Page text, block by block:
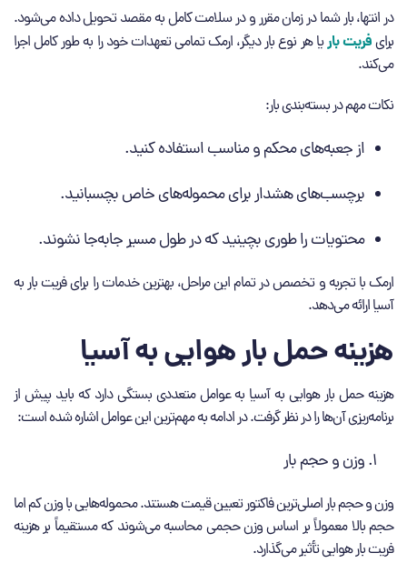
در انتها، بار شما در زمان مقرر و در سلامت کامل به مقصد تحویل داده می‌شود.
برایفریت باریا هر نوع بار دیگر، ارمک تمامی تعهدات خود را به طور کامل اجرا
می‌کند.
نکات مهم در بسته‌بندی بار:
از جعبه‌های محکم و مناسب استفاده کنید.
برچسب‌های هشدار برای محموله‌های خاص بچسبانید.
محتویات را طوری بچینید که در طول مسیر جابه‌جا نشوند.
ارمک با تجربه و تخصص در تمام این مراحل، بهترین خدمات را برای فریت بار به
آسیا ارائه می‌دهد.
هزینه حمل بار هوایی به آسیا
هزینه حمل بار هوایی به آسیا به عوامل متعددی بستگی دارد که باید پیش از
برنامه‌ریزی آن‌ها را در نظر گرفت. در ادامه به مهم‌ترین این عوامل اشاره شده است:
وزن و حجم بار
وزن و حجم بار اصلی‌ترین فاکتور تعیین قیمت هستند. محموله‌هایی با وزن کم اما
حجم بالا معمولاً بر اساس وزن حجمی محاسبه می‌شوند که مستقیماً بر هزینه
فریت بار هوایی تأثیر می‌گذارد.